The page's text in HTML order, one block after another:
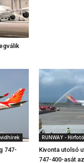
747-
RUNWAY -
Kivonta utolsó
747-400-asát